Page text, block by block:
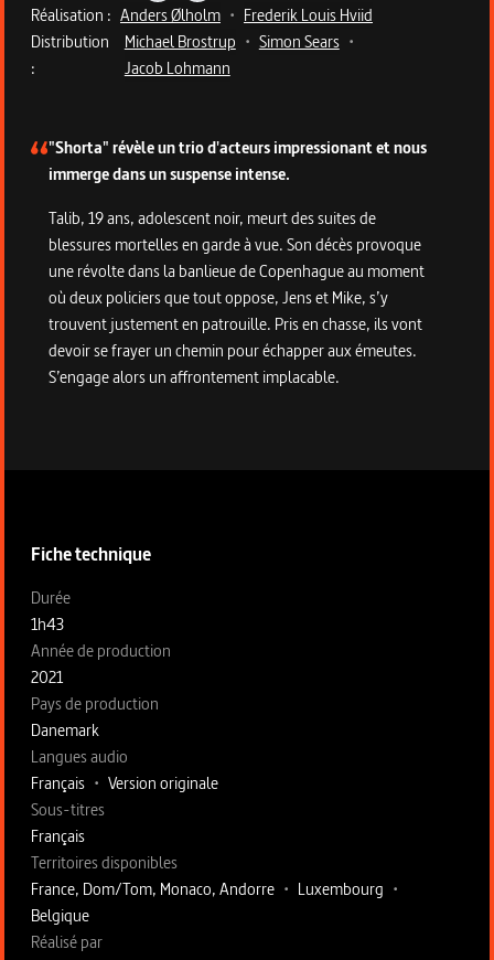
Réalisation : Anders Ølholm • Frederik Louis Hviid
Distribution
:
Michael Brostrup • Simon Sears •
Jacob Lohmann
"Shorta" révèle un trio d'acteurs impressionant et nous
immerge dans un suspense intense.
Talib, 19 ans, adolescent noir, meurt des suites de
blessures mortelles en garde à vue. Son décès provoque
une révolte dans la banlieue de Copenhague au moment
où deux policiers que tout oppose, Jens et Mike, s’y
trouvent justement en patrouille. Pris en chasse, ils vont
devoir se frayer un chemin pour échapper aux émeutes.
S’engage alors un affrontement implacable.
Fiche technique
Fiche technique section gauche
Durée
1h43
Année de production
2021
Pays de production
Danemark
Langues audio
Français • Version originale
Sous-titres
Français
Territoires disponibles
France, Dom/Tom, Monaco, Andorre • Luxembourg •
Belgique
Fiche technique section droite
Réalisé par